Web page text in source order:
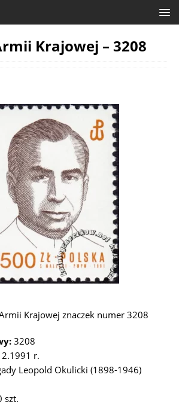
Krajowej – 3208
Krajowej znaczek numer 3208
3208
r.
Leopold Okulicki (1898-1946)
szt.